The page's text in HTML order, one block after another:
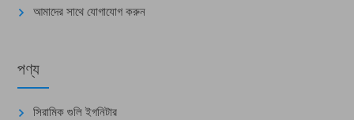
আমাদের সাথে যোগাযোগ করুন
পণ্য
সিরামিক গুলি ইগনিটার